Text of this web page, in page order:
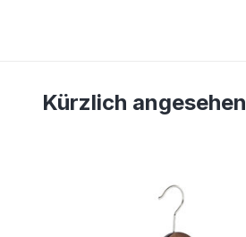
Kürzlich angesehen